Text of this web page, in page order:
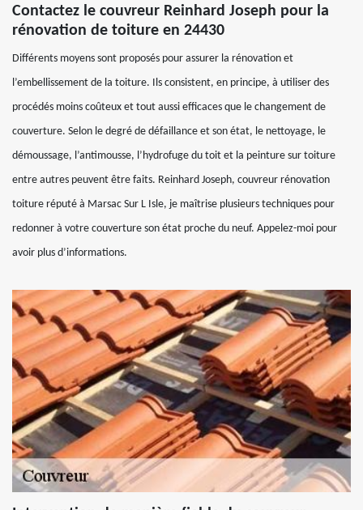
Contactez le couvreur Reinhard Joseph pour la
rénovation de toiture en 24430
Différents moyens sont proposés pour assurer la rénovation et
l’embellissement de la toiture. Ils consistent, en principe, à utiliser des
procédés moins coûteux et tout aussi efficaces que le changement de
couverture. Selon le degré de défaillance et son état, le nettoyage, le
démoussage, l’antimousse, l’hydrofuge du toit et la peinture sur toiture
entre autres peuvent être faits. Reinhard Joseph, couvreur rénovation
toiture réputé à Marsac Sur L Isle, je maîtrise plusieurs techniques pour
redonner à votre couverture son état proche du neuf. Appelez-moi pour
avoir plus d’informations.